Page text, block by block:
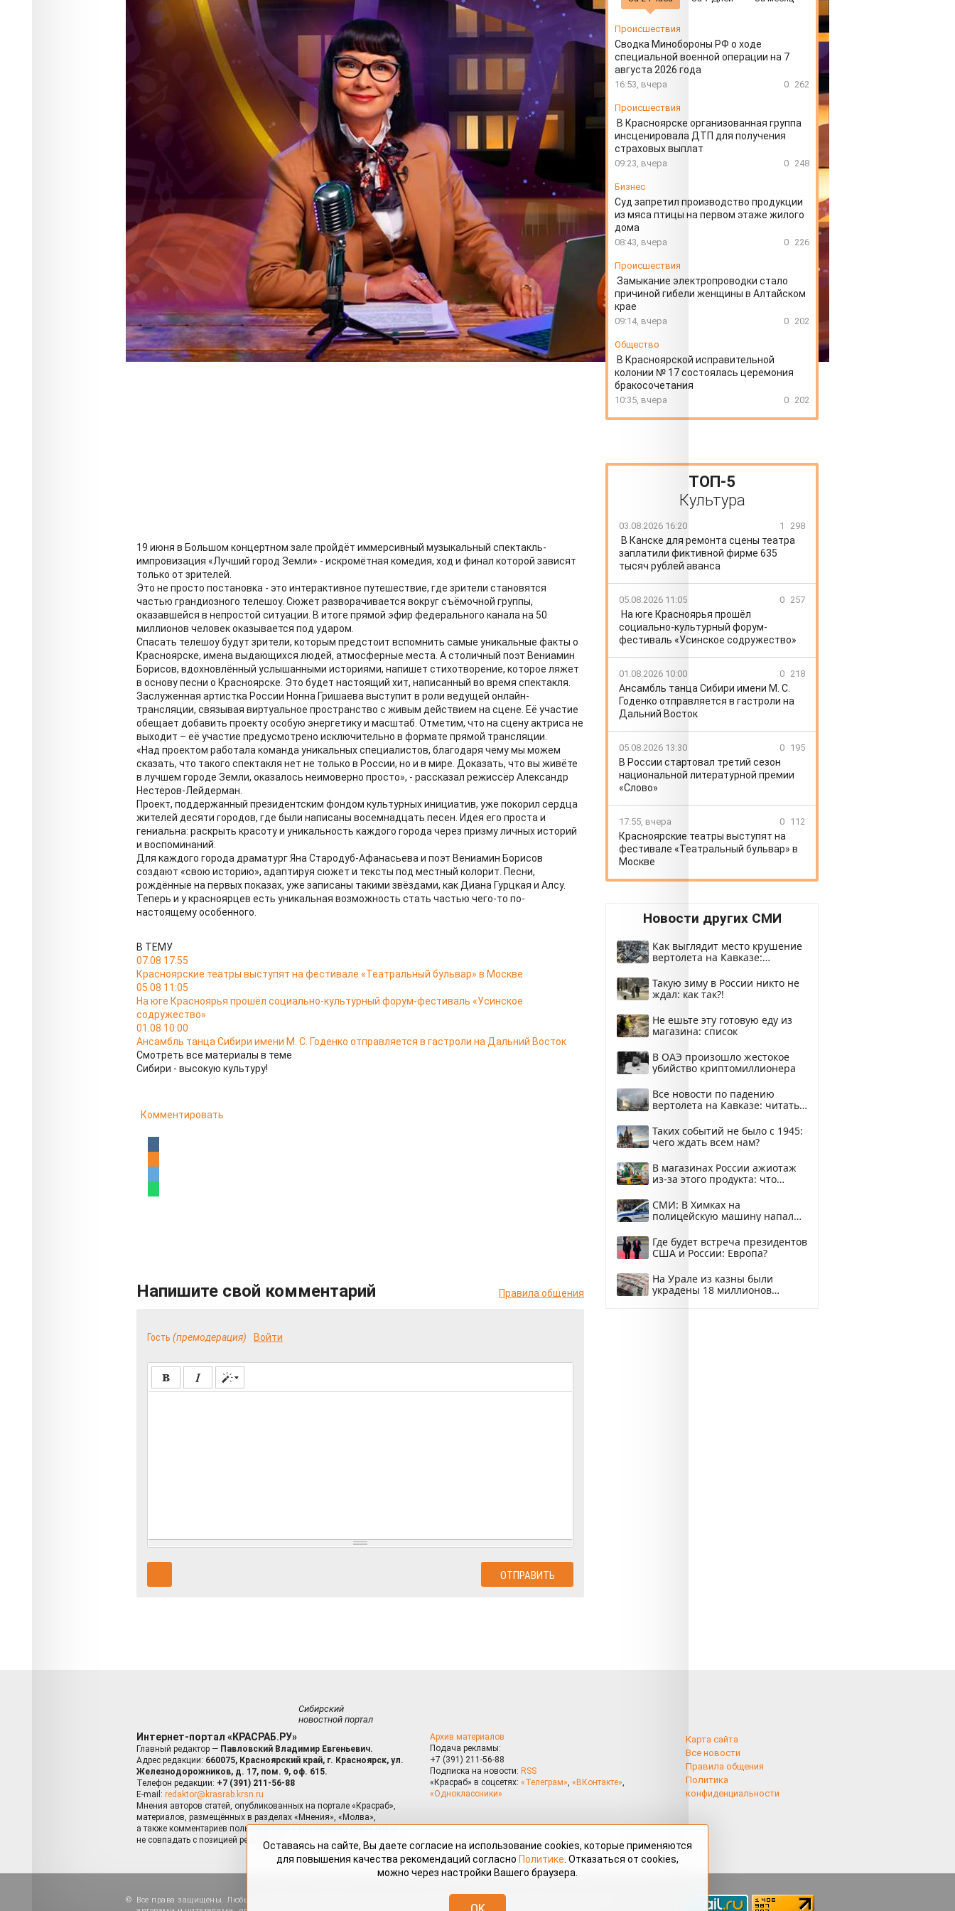
Красноярской филармонии
19 июня в Большом концертном зале пройдёт иммерсивный музыкальный спектакль-
импровизация «Лучший город Земли» - искромётная комедия, ход и финал которой зависят
только от зрителей.
Это не просто постановка - это интерактивное путешествие, где зрители становятся
частью грандиозного телешоу. Сюжет разворачивается вокруг съёмочной группы,
оказавшейся в непростой ситуации. В итоге прямой эфир федерального канала на 50
миллионов человек оказывается под ударом.
Спасать телешоу будут зрители, которым предстоит вспомнить самые уникальные факты о
Красноярске, имена выдающихся людей, атмосферные места. А столичный поэт Вениамин
Борисов, вдохновлённый услышанными историями, напишет стихотворение, которое ляжет
в основу песни о Красноярске. Это будет настоящий хит, написанный во время спектакля.
Заслуженная артистка России Нонна Гришаева выступит в роли ведущей онлайн-
трансляции, связывая виртуальное пространство с живым действием на сцене. Её участие
обещает добавить проекту особую энергетику и масштаб. Отметим, что на сцену актриса не
выходит – её участие предусмотрено исключительно в формате прямой трансляции.
«Над проектом работала команда уникальных специалистов, благодаря чему мы можем
сказать, что такого спектакля нет не только в России, но и в мире. Доказать, что вы живёте
в лучшем городе Земли, оказалось неимоверно просто», - рассказал режиссёр Александр
Нестеров-Лейдерман.
Проект, поддержанный президентским фондом культурных инициатив, уже покорил сердца
жителей десяти городов, где были написаны восемнадцать песен. Идея его проста и
гениальна: раскрыть красоту и уникальность каждого города через призму личных историй
и воспоминаний.
Для каждого города драматург Яна Стародуб-Афанасьева и поэт Вениамин Борисов
создают «свою историю», адаптируя сюжет и тексты под местный колорит. Песни,
рождённые на первых показах, уже записаны такими звёздами, как Диана Гурцкая и Алсу.
Теперь и у красноярцев есть уникальная возможность стать частью чего-то по-
настоящему особенного.
В ТЕМУ
07.08 17:55
Красноярские театры выступят на фестивале «Театральный бульвар» в Москве
05.08 11:05
На юге Красноярья прошёл социально-культурный форум-фестиваль «Усинское
содружество»
01.08 10:00
Ансамбль танца Сибири имени М. С. Годенко отправляется в гастроли на Дальний Восток
Смотреть все материалы в теме
Сибири - высокую культуру!
Комментировать
Напишите свой комментарий Правила общения
Гость (премодерация) Войти
Происшествия
Сводка Минобороны РФ о ходе
специальной военной операции на 7
августа 2026 года
16:53, вчера 0 262
Происшествия
В Красноярске организованная группа
инсценировала ДТП для получения
страховых выплат
09:23, вчера 0 248
Бизнес
Суд запретил производство продукции
из мяса птицы на первом этаже жилого
дома
08:43, вчера 0 226
Происшествия
Замыкание электропроводки стало
причиной гибели женщины в Алтайском
крае
09:14, вчера 0 202
Общество
В Красноярской исправительной
колонии № 17 состоялась церемония
бракосочетания
10:35, вчера 0 202
ТОП-5
Культура
03.08.2026 16:20 1 298
В Канске для ремонта сцены театра
заплатили фиктивной фирме 635
тысяч рублей аванса
05.08.2026 11:05 0 257
На юге Красноярья прошёл
социально-культурный форум-
фестиваль «Усинское содружество»
01.08.2026 10:00 0 218
Ансамбль танца Сибири имени М. С.
Годенко отправляется в гастроли на
Дальний Восток
05.08.2026 13:30 0 195
В России стартовал третий сезон
национальной литературной премии
«Слово»
17:55, вчера 0 112
Красноярские театры выступят на
фестивале «Театральный бульвар» в
Москве
Новости других СМИ
Как выглядит место крушение
вертолета на Кавказе:
Такую зиму в России никто не
ждал: как так?!
Не ешьте эту готовую еду из
магазина: список
В ОАЭ произошло жестокое
убийство криптомиллионера
Все новости по падению
вертолета на Кавказе: читать
Таких событий не было с 1945:
чего ждать всем нам?
В магазинах России ажиотаж
из-за этого продукта: что
СМИ: В Химках на
полицейскую машину напали
Где будет встреча президентов
США и России: Европа?
На Урале из казны были
украдены 18 миллионов
Сибирский
новостной портал
Интернет-портал «КРАСРАБ.РУ»
Главный редактор — Павловский Владимир Евгеньевич.
Адрес редакции: 660075, Красноярский край, г. Красноярск, ул.
Железнодорожников, д. 17, пом. 9, оф. 615.
Телефон редакции: +7 (391) 211-56-88
E-mail: redaktor@krasrab.krsn.ru
Мнения авторов статей, опубликованных на портале «Красраб»,
материалов, размещённых в разделах «Мнения», «Молва»,
а также комментариев пользователей к материалам сайта могут
не совпадать с позицией редакции.
Архив материалов
Подача рекламы:
+7 (391) 211-56-88
Подписка на новости: RSS
«Красраб» в соцсетях: «Телеграм», «ВКонтакте»,
«Одноклассники»
Карта сайта
Все новости
Правила общения
Политика
конфиденциальности
Все права защищены. Любые материалы, размещённые на портале «Красраб.ру» сотрудниками редакции, нештатными
Оставаясь на сайте, Вы даете согласие на использование cookies, которые применяются
для повышения качества рекомендаций согласно Политике . Отказаться от cookies,
можно через настройки Вашего браузера.